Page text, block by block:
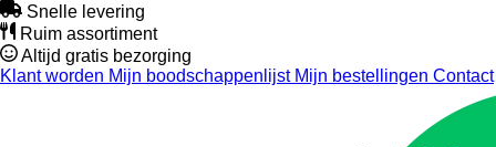
Snelle levering
Ruim assortiment
Altijd gratis bezorging
Klant worden Mijn boodschappenlijstMijn bestellingen Contact